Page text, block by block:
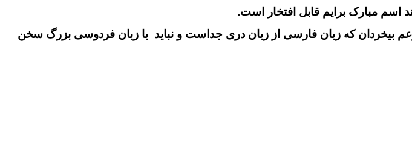
اسم مبارک برایم قابل افتخار است.
که زبان فارسی از زبان دری جداست و نباید با زبان فردوسی بزرگ سخن